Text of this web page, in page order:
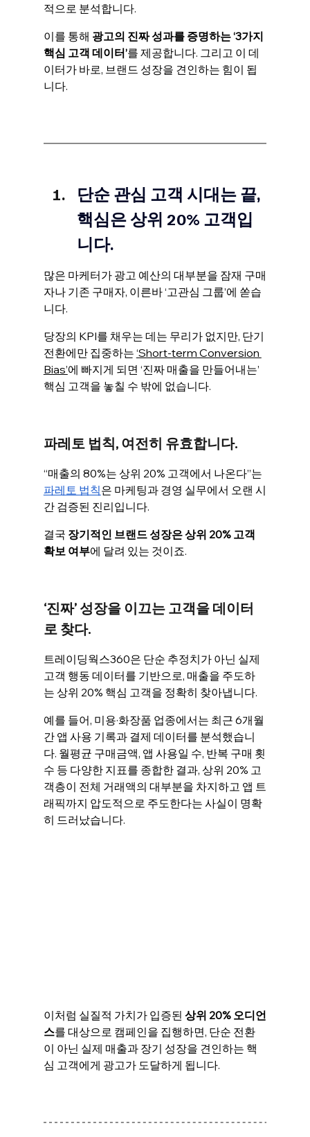
적으로 분석합니다.
이를 통해 광고의 진짜 성과를 증명하는 ‘3가지
핵심 고객 데이터’를 제공합니다. 그리고 이 데
이터가 바로, 브랜드 성장을 견인하는 힘이 됩
니다.
단순 관심 고객 시대는 끝,
핵심은 상위 20% 고객입
니다.
많은 마케터가 광고 예산의 대부분을 잠재 구매
자나 기존 구매자, 이른바 ‘고관심 그룹’에 쏟습
니다.
당장의 KPI를 채우는 데는 무리가 없지만, 단기
전환에만 집중하는 ‘Short-term Conversion
Bias’에 빠지게 되면 ‘진짜 매출을 만들어내는’
핵심 고객을 놓칠 수 밖에 없습니다.
파레토 법칙, 여전히 유효합니다.
“매출의 80%는 상위 20% 고객에서 나온다”는
파레토 법칙은 마케팅과 경영 실무에서 오랜 시
간 검증된 진리입니다.
결국 장기적인 브랜드 성장은 상위 20% 고객
확보 여부에 달려 있는 것이죠.
‘진짜’ 성장을 이끄는 고객을 데이터
로 찾다.
트레이딩웍스360은 단순 추정치가 아닌 실제
고객 행동 데이터를 기반으로, 매출을 주도하
는 상위 20% 핵심 고객을 정확히 찾아냅니다.
예를 들어, 미용·화장품 업종에서는 최근 6개월
간 앱 사용 기록과 결제 데이터를 분석했습니
다. 월평균 구매금액, 앱 사용일 수, 반복 구매 횟
수 등 다양한 지표를 종합한 결과, 상위 20% 고
객층이 전체 거래액의 대부분을 차지하고 앱 트
래픽까지 압도적으로 주도한다는 사실이 명확
히 드러났습니다.
이처럼 실질적 가치가 입증된 상위 20% 오디언
스를 대상으로 캠페인을 집행하면, 단순 전환
이 아닌 실제 매출과 장기 성장을 견인하는 핵
심 고객에게 광고가 도달하게 됩니다.